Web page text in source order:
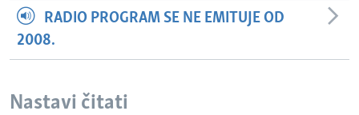
RADIO PROGRAM SE NE EMITUJE OD
2008.
Nastavi čitati